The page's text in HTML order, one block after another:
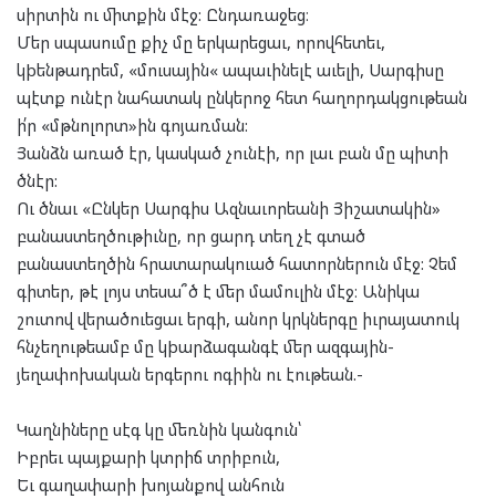
սիրտին ու միտքին մէջ: Ընդառաջեց։
Մեր սպասումը քիչ մը երկարեցաւ, որովհետեւ,
կþենթադրեմ, «մուսային« ապաւինելէ աւելի, Սարգիսը
պէտք ունէր նահատակ ընկերոջ հետ հաղորդակցութեան
ի՛ր «մթնոլորտ»ին գոյառման:
Յանձն առած էր, կասկած չունէի, որ լաւ բան մը պիտի
ծնէր:
Ու ծնաւ «Ընկեր Սարգիս Ազնաւորեանի Յիշատակին»
բանաստեղծութիւնը, որ ցարդ տեղ չէ գտած
բանաստեղծին հրատարակուած հատորներուն մէջ: Չեմ
գիտեր, թէ լոյս տեսա՞ծ է մեր մամուլին մէջ։ Անիկա
շուտով վերածուեցաւ երգի, անոր կրկներգը իւրայատուկ
հնչեղութեամբ մը կþարձագանգէ մեր ազգային-
յեղափոխական երգերու ոգիին ու էութեան.-
Կաղնիները սէգ կը մեռնին կանգուն՝
Իբրեւ պայքարի կտրիճ տրիբուն,
Եւ գաղափարի խոյանքով անհուն